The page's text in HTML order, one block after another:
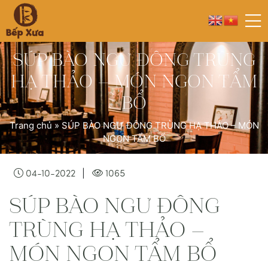
SÚP BÀO NGƯ ĐÔNG TRÙNG
HẠ THẢO – MÓN NGON TẨM
BỔ
Trang chủ » SÚP BÀO NGƯ ĐÔNG TRÙNG HẠ THẢO – MÓN
NGON TẨM BỔ
04-10-2022 1065
SÚP BÀO NGƯ ĐÔNG
TRÙNG HẠ THẢO –
MÓN NGON TẨM BỔ